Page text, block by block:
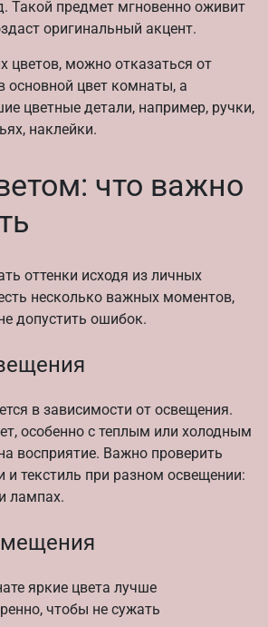
Такой предмет мгновенно оживит
оригинальный акцент.
цветов, можно отказаться от
основной цвет комнаты, а
цветные детали, например, ручки,
наклейки.
что важно
оттенки исходя из личных
несколько важных моментов,
допустить ошибок.
в зависимости от освещения.
особенно с теплым или холодным
восприятие. Важно проверить
и текстиль при разном освещении:
лампах.
яркие цвета лучше
чтобы не сужать